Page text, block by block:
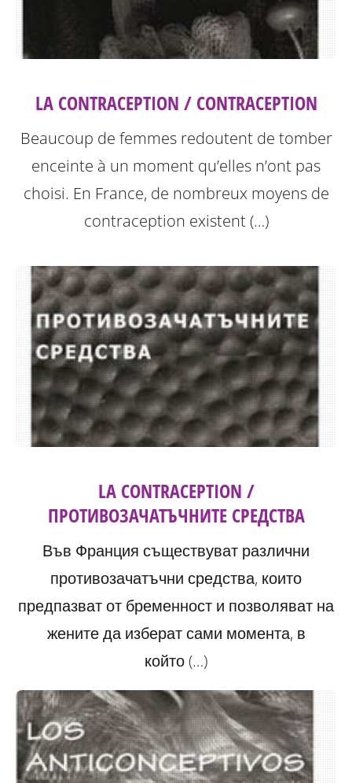
LA CONTRACEPTION / CONTRACEPTION
Beaucoup de femmes redoutent de tomber
enceinte à un moment qu’elles n’ont pas
choisi. En France, de nombreux moyens de
contraception existent (…)
LA CONTRACEPTION /
ПРОТИВОЗАЧАТЪЧНИТЕ СРЕДСТВА
Във Франция съществуват различни
противозачатъчни средства, които
предпазват от бременност и позволяват на
жените да изберат сами момента, в
който (…)